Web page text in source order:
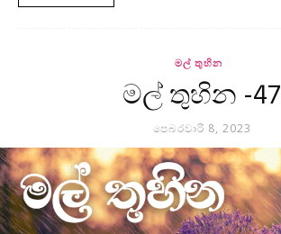
මල් තුහින
මල් තුහින -47
පෙබරවාරි 8, 2023